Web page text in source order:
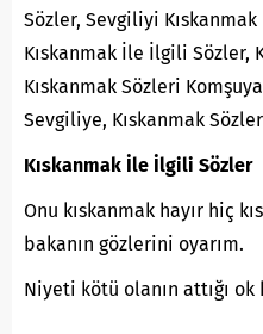
Sözler, Sevgiliyi
Kıskanmak İle İlgili Sözler,
Kıskanmak Sözleri
Sevgiliye, Kıskanmak
Kıskanmak İle İlgili Sözler
Onu kıskanmak hayır hiç
bakanın gözlerini oyarım.
Niyeti kötü olanın attığı